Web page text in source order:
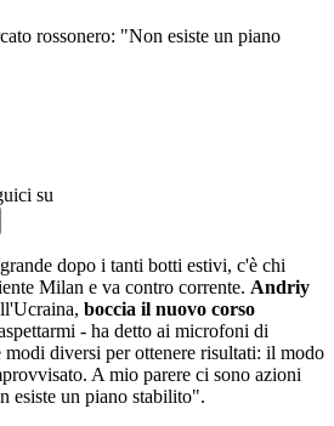
rossonero: "Non esiste un piano
su
dopo i tanti botti estivi, c'è chi
Milan e va contro corrente. Andriy
boccia il nuovo corso
- ha detto ai microfoni di
diversi per ottenere risultati: il modo
A mio parere ci sono azioni
esiste un piano stabilito".